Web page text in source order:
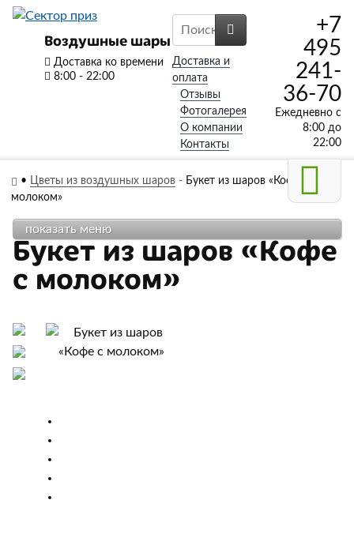
Воздушные шары
Доставка ко времени
8:00 - 22:00
Доставка и
оплата
Отзывы
Фотогалерея
О компании
Контакты
+7
495
241-
36-70
Ежедневно с
8:00 до
22:00
• Цветы из воздушных шаров- Букет из шаров «Кофе с
молоком»
Букет из шаров «Кофе
с молоком»
показать меню